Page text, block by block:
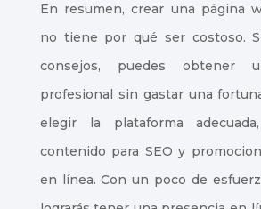
En resumen, crear una página
no tiene por qué ser costoso.
consejos, puedes obtener
profesional sin gastar una
elegir la plataforma
contenido para SEO y
en línea. Con un poco de